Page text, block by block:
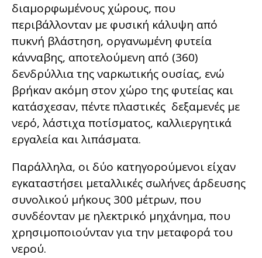
διαμορφωμένους χώρους, που
περιβάλλονταν με φυσική κάλυψη από
πυκνή βλάστηση, οργανωμένη φυτεία
κάνναβης, αποτελούμενη από (360)
δενδρύλλια της ναρκωτικής ουσίας, ενώ
βρήκαν ακόμη στον χώρο της φυτείας και
κατάσχεσαν, πέντε πλαστικές δεξαμενές με
νερό, λάστιχα ποτίσματος, καλλιεργητικά
εργαλεία και λιπάσματα.
Παράλληλα, οι δύο κατηγορούμενοι είχαν
εγκαταστήσει μεταλλικές σωλήνες άρδευσης
συνολικού μήκους 300 μέτρων, που
συνδέονταν με ηλεκτρικό μηχάνημα, που
χρησιμοποιούνταν για την μεταφορά του
νερού.